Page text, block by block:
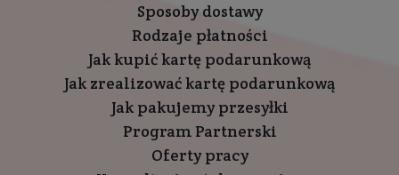
Sposoby dostawy
Rodzaje płatności
Jak kupić kartę podarunkową
Jak zrealizować kartę podarunkową
Jak pakujemy przesyłki
Program Partnerski
Oferty pracy